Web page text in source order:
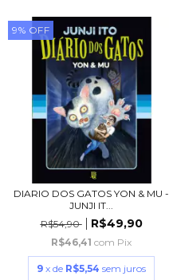
9% OFF
DIARIO DOS GATOS YON & MU -
JUNJI IT...
R$54,90
R$49,90
R$46,41 com Pix
9 x de R$5,54 sem juros